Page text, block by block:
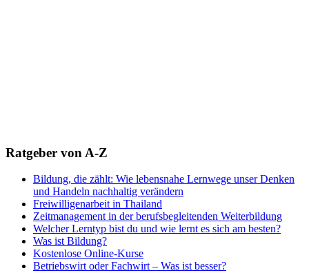
Ratgeber von A-Z
Bildung, die zählt: Wie lebensnahe Lernwege unser Denken
und Handeln nachhaltig verändern
Freiwilligenarbeit in Thailand
Zeitmanagement in der berufsbegleitenden Weiterbildung
Welcher Lerntyp bist du und wie lernt es sich am besten?
Was ist Bildung?
Kostenlose Online-Kurse
Betriebswirt oder Fachwirt – Was ist besser?